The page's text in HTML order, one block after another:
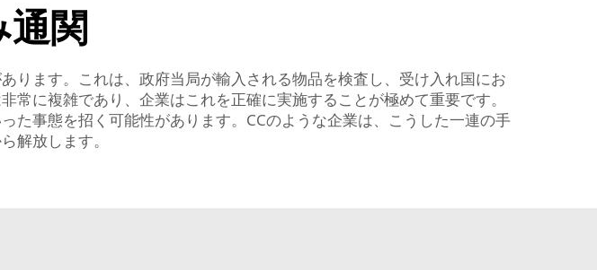
通関
ります。これは、政府当局が輸入される物品を検査し、受け入れ国にお
に複雑であり、企業はこれを正確に実施することが極めて重要です。
た事態を招く可能性があります。CCのような企業は、こうした一連の手
解放します。